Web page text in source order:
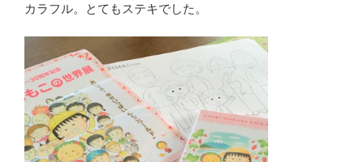
カラフル。とてもステキでした。